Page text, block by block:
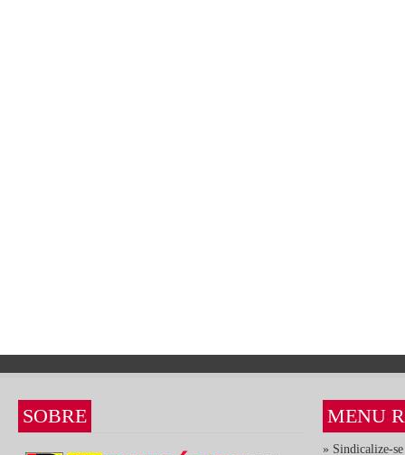
SOBRE MENU
» Sindicalize-se